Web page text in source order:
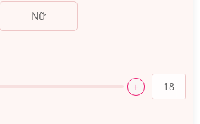
Nữ
+